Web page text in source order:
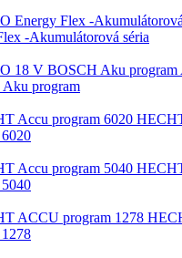
-Akumulátorová séria
program